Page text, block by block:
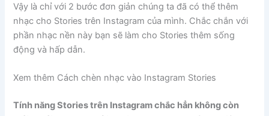
Vậy là chỉ với 2 bước đơn giản chúng ta đã có thể thêm
nhạc cho Stories trên Instagram của mình. Chắc chắn với
phần nhạc nền này bạn sẽ làm cho Stories thêm sống
động và hấp dẫn.
Xem thêm Cách chèn nhạc vào Instagram Stories
Tính năng Stories trên Instagram chắc hẳn không còn